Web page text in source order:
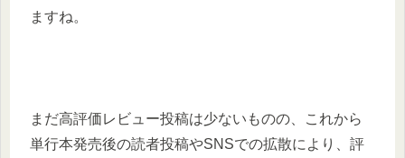
ますね。
まだ高評価レビュー投稿は少ないものの、これから
単行本発売後の読者投稿やSNSでの拡散により、評